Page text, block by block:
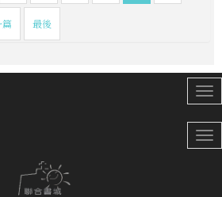
篇 最後